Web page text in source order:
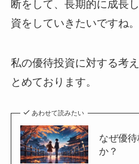
断をして、長期的に成長
資をしていきたいですね。
私の優待投資に対する考
とめております。
あわせて読みたい
なぜ優
か？